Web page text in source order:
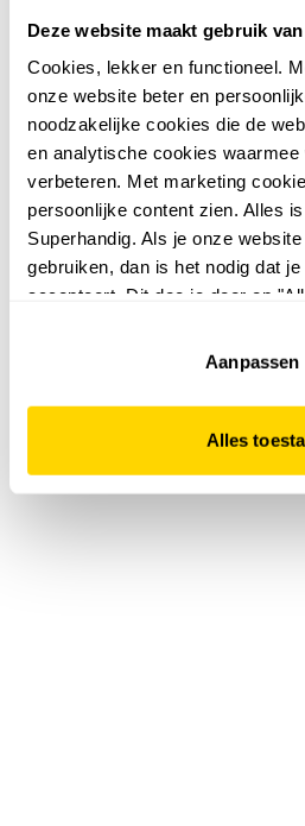
Deze website maakt gebruik
Cookies, lekker en functioneel.
onze website beter en
noodzakelijke cookies die de
en analytische cookies waarmee
verbeteren. Met marketing
persoonlijke content zien. Alles
Superhandig. Als je onze
gebruiken, dan is het nodig dat
accepteert. Dit doe je door op
website niet optimaal functioneert.
Aanpassen
Alles